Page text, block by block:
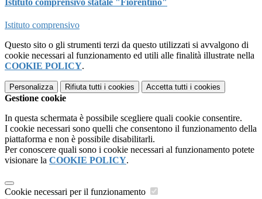
Istituto comprensivo statale "Fiorentino"
Istituto comprensivo
Questo sito o gli strumenti terzi da questo utilizzati si avvalgono di
cookie necessari al funzionamento ed utili alle finalità illustrate nella
COOKIE POLICY.
Personalizza Rifiuta tutti i cookies Accetta tutti i cookies
Gestione cookie
In questa schermata è possibile scegliere quali cookie consentire.
I cookie necessari sono quelli che consentono il funzionamento della
piattaforma e non è possibile disabilitarli.
Per conoscere quali sono i cookie necessari al funzionamento potete
visionare la COOKIE POLICY.
Cookie necessari per il funzionamento